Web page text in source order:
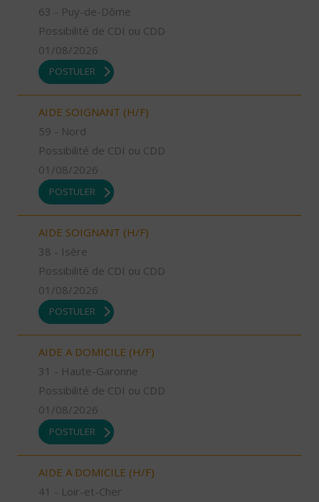
63 - Puy-de-Dôme
Possibilité de CDI ou CDD
01/08/2026
POSTULER
AIDE SOIGNANT (H/F)
59 - Nord
Possibilité de CDI ou CDD
01/08/2026
POSTULER
AIDE SOIGNANT (H/F)
38 - Isère
Possibilité de CDI ou CDD
01/08/2026
POSTULER
AIDE A DOMICILE (H/F)
31 - Haute-Garonne
Possibilité de CDI ou CDD
01/08/2026
POSTULER
AIDE A DOMICILE (H/F)
41 - Loir-et-Cher